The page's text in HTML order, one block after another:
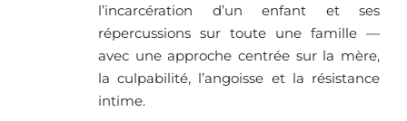
l’incarcération d’un enfant et ses
répercussions sur toute une famille —
avec une approche centrée sur la mère,
la culpabilité, l’angoisse et la résistance
intime.